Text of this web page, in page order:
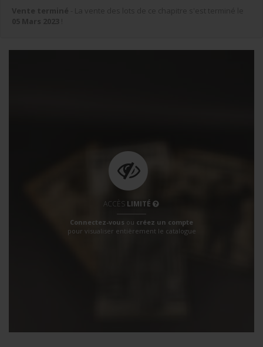
ACCÈS LIMITÉ
Connectez-vous ou créez un compte
pour visualiser entièrement le catalogue